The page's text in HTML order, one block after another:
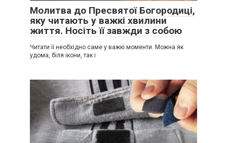
Молитва до Пресвятої Богородиці,
яку читають у важкі хвилини
життя. Носіть її завжди з собою
Читати її необхідно саме у важкі моменти. Можна як
удома, біля ікони, так і